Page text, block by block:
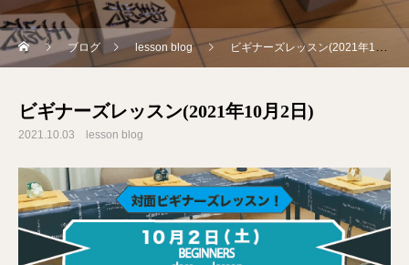
ブログ lesson blog ビギナーズレッスン(2021年10月2日)
ビギナーズレッスン(2021年10月2日)
2021.10.03 lesson blog